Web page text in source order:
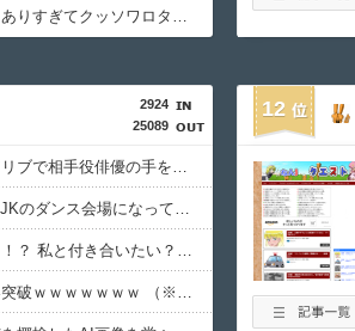
【画像】このボケて、破壊力ありすぎてクッソワロタｗｗｗｗｗｗｗｗｗ
2924
25089
【悲報】吉岡里帆さん、アドリブで相手役俳優の手を取りお胸に押し当てる（※画像あり）
【悲報】ディズニーとUSJ、JKのダンス会場になってしまう （※動画あり）
【画像】芋系女子大生「え～！？ 私と付き合いたい？ 私脱いだらこんなんだけどいいの…？????」
【悲報】隣家の室外機、限界突破ｗｗｗｗｗｗｗ （※画像あり）
12